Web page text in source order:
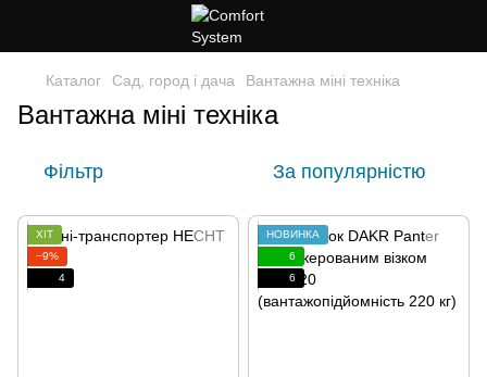
Каталог Сад, город і дача Вантажна міні техніка
Вантажна міні техніка
Фільтр За популярністю
ХІТ
−9%
4
НОВИНКА
6
6